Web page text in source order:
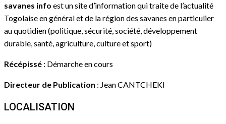
savanes info est un site d’information qui traite de l’actualité
Togolaise en général et de la région des savanes en particulier
au quotidien (politique, sécurité, société, développement
durable, santé, agriculture, culture et sport)
Récépissé : Démarche en cours
Directeur de Publication : Jean CANTCHEKI
LOCALISATION